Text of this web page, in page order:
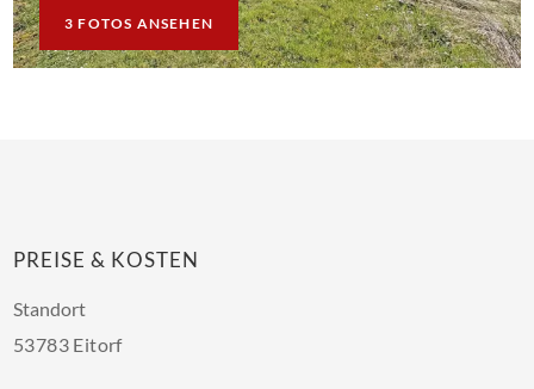
3 FOTOS ANSEHEN
PREISE & KOSTEN
Standort
53783 Eitorf